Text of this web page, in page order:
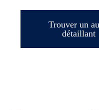
Trouver un
détaillant